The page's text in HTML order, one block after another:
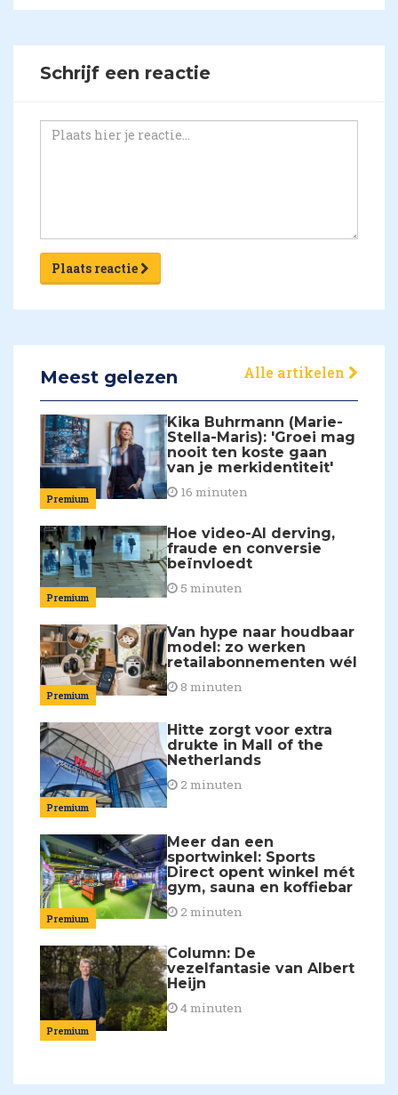
Schrijf een reactie
Plaats reactie
Meest gelezen Alle artikelen
Premium
Kika Buhrmann (Marie-
Stella-Maris): 'Groei mag
nooit ten koste gaan
van je merkidentiteit'
16 minuten
Premium
Hoe video-AI derving,
fraude en conversie
beïnvloedt
5 minuten
Premium
Van hype naar houdbaar
model: zo werken
retailabonnementen wél
8 minuten
Premium
Hitte zorgt voor extra
drukte in Mall of the
Netherlands
2 minuten
Premium
Meer dan een
sportwinkel: Sports
Direct opent winkel mét
gym, sauna en koffiebar
2 minuten
Premium
Column: De
vezelfantasie van Albert
Heijn
4 minuten